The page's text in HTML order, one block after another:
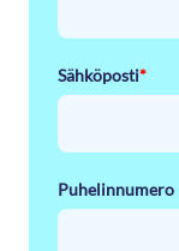
Sähköposti*
Puhelinnumero